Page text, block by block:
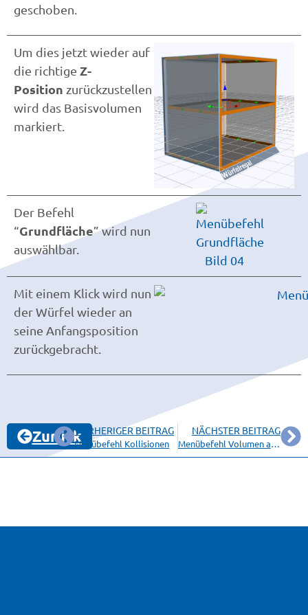
geschoben.
Um dies jetzt wieder auf
die richtige Z-
Position zurückzustellen
wird das Basisvolumen
markiert.
Der Befehl
“Grundfläche” wird nun
auswählbar.
Mit einem Klick wird nun
der Würfel wieder an
seine Anfangsposition
zurückgebracht.
ZurückVORHERIGER BEITRAG
Menübefehl Kollisionen
NÄCHSTER BEITRAG
Menübefehl Volumen aktivieren